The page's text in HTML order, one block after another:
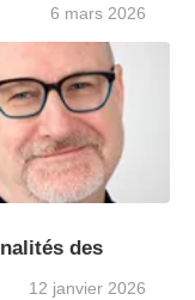
6 mars 2026
des
12 janvier 2026